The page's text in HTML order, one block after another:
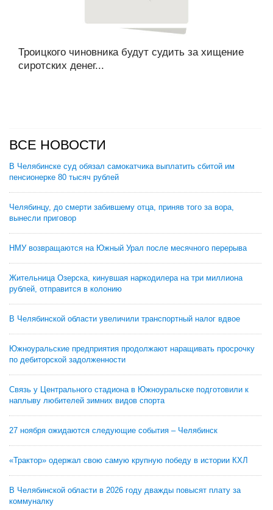
Троицкого чиновника будут судить за хищение
сиротских денег...
ВСЕ НОВОСТИ
В Челябинске суд обязал самокатчика выплатить сбитой им
пенсионерке 80 тысяч рублей
Челябинцу, до смерти забившему отца, приняв того за вора,
вынесли приговор
НМУ возвращаются на Южный Урал после месячного перерыва
Жительница Озерска, кинувшая наркодилера на три миллиона
рублей, отправится в колонию
В Челябинской области увеличили транспортный налог вдвое
Южноуральские предприятия продолжают наращивать просрочку
по дебиторской задолженности
Связь у Центрального стадиона в Южноуральске подготовили к
наплыву любителей зимних видов спорта
27 ноября ожидаются следующие события – Челябинск
«Трактор» одержал свою самую крупную победу в истории КХЛ
В Челябинской области в 2026 году дважды повысят плату за
коммуналку